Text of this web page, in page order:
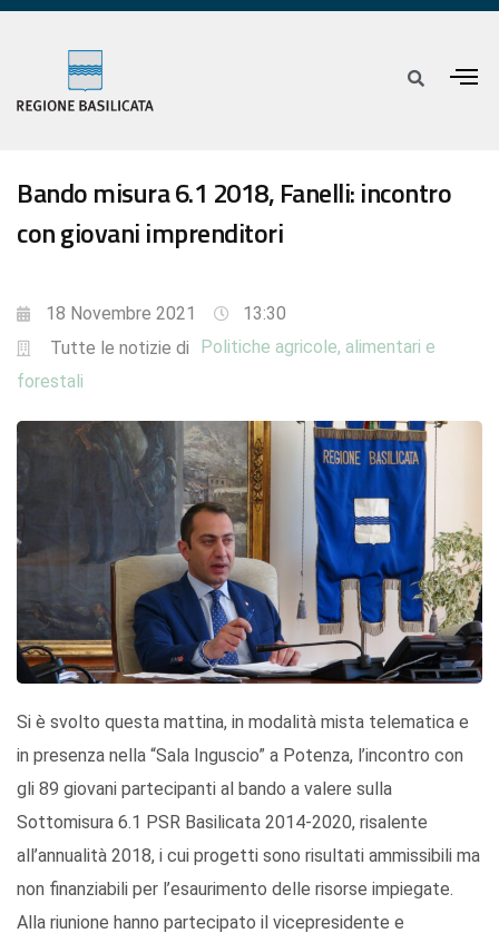
Bando misura 6.1 2018, Fanelli: incontro
con giovani imprenditori
18 Novembre 2021
13:30
Tutte le notizie di
Politiche agricole, alimentari e
forestali
Si è svolto questa mattina, in modalità mista telematica e
in presenza nella “Sala Inguscio” a Potenza, l’incontro con
gli 89 giovani partecipanti al bando a valere sulla
Sottomisura 6.1 PSR Basilicata 2014-2020, risalente
all’annualità 2018, i cui progetti sono risultati ammissibili ma
non finanziabili per l’esaurimento delle risorse impiegate.
Alla riunione hanno partecipato il vicepresidente e